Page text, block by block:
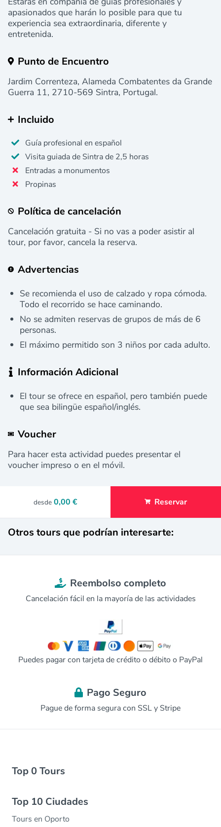
apasionados que harán lo posible para que tu
experiencia sea extraordinaria, diferente y
entretenida.
Punto de Encuentro
Jardim Correnteza, Alameda Combatentes da Grande
Guerra 11, 2710-569 Sintra, Portugal.
Incluido
Guía profesional en español
Visita guiada de Sintra de 2,5 horas
Entradas a monumentos
Propinas
Política de cancelación
Cancelación gratuita - Si no vas a poder asistir al
tour, por favor, cancela la reserva.
Advertencias
Se recomienda el uso de calzado y ropa cómoda.
Todo el recorrido se hace caminando.
No se admiten reservas de grupos de más de 6
personas.
El máximo permitido son 3 niños por cada adulto.
Información Adicional
El tour se ofrece en español, pero también puede
que sea bilingüe español/inglés.
Voucher
Para hacer esta actividad puedes presentar el
voucher impreso o en el móvil.
desde 0,00 € Reservar
Otros tours que podrían interesarte:
Reembolso completo
Cancelación fácil en la mayoría de las actividades
Puedes pagar con tarjeta de crédito o débito o PayPal
Pago Seguro
Pague de forma segura con SSL y Stripe
Top 0 Tours
Top 10 Ciudades
Tours en Oporto